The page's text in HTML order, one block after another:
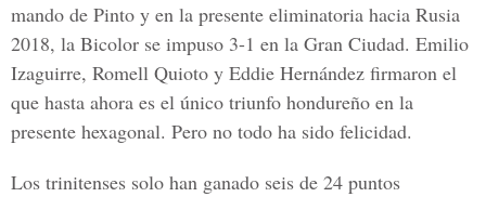
mando de Pinto y en la presente eliminatoria hacia Rusia
2018, la Bicolor se impuso 3-1 en la Gran Ciudad. Emilio
Izaguirre, Romell Quioto y Eddie Hernández firmaron el
que hasta ahora es el único triunfo hondureño en la
presente hexagonal. Pero no todo ha sido felicidad.
Los trinitenses solo han ganado seis de 24 puntos